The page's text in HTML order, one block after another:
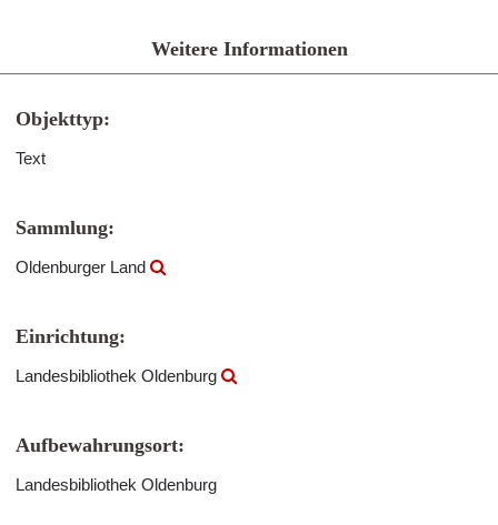
Weitere Informationen
Objekttyp:
Text
Sammlung:
Oldenburger Land
Einrichtung:
Landesbibliothek Oldenburg
Aufbewahrungsort:
Landesbibliothek Oldenburg